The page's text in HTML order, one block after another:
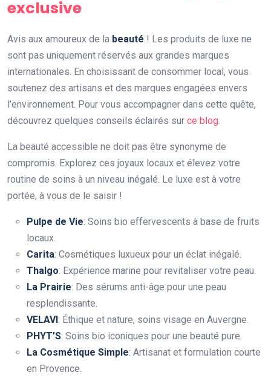
exclusive
Avis aux amoureux de la beauté ! Les produits de luxe ne
sont pas uniquement réservés aux grandes marques
internationales. En choisissant de consommer local, vous
soutenez des artisans et des marques engagées envers
l’environnement. Pour vous accompagner dans cette quête,
découvrez quelques conseils éclairés sur ce blog
La beauté accessible ne doit pas être synonyme de
compromis. Explorez ces joyaux locaux et élevez votre
routine de soins à un niveau inégalé. Le luxe est à votre
portée, à vous de le saisir !
Pulpe de Vie: Soins bio effervescents à base de fruits
locaux.
Carita: Cosmétiques luxueux pour un éclat inégalé.
Thalgo: Expérience marine pour revitaliser votre peau.
La Prairie: Des sérums anti-âge pour une peau
resplendissante.
VELAVI: Éthique et nature, soins visage en Auvergne.
PHYT’S: Soins bio iconiques pour une beauté pure.
La Cosmétique Simple: Artisanat et formulation courte
en Provence.